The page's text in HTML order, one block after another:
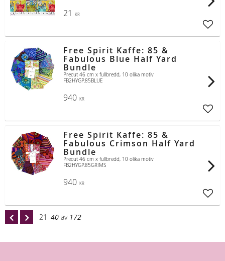
21 KR
Free Spirit Kaffe: 85 &
Fabulous Blue Half Yard
Bundle
Precut 46 cm x fullbredd, 10 olika motiv
FB2HYGP.85BLUE
940 KR
Free Spirit Kaffe: 85 &
Fabulous Crimson Half Yard
Bundle
Precut 46 cm x fullbredd, 10 olika motiv
FB2HYGP.85GRIMS
940 KR
21–40 av 172